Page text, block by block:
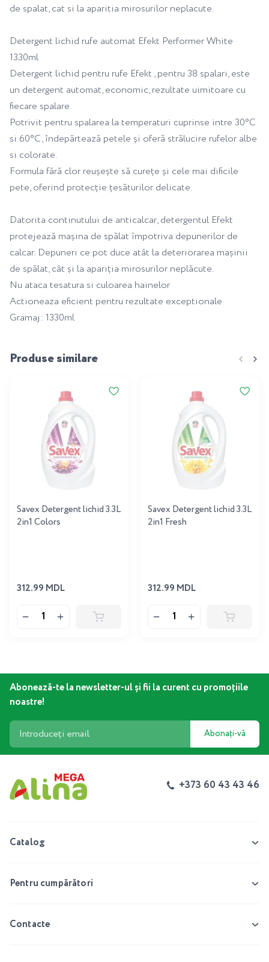
de spalat, cat si la aparitia mirosurilor neplacute.
Detergent lichid rufe automat Efekt Performer White
1330ml
Detergent lichid pentru rufe Efekt , pentru 38 spalari, este
un detergent automat, economic, rezultate uimitoare cu
fiecare spalare.
Potrivit pentru spalarea la temperaturi cuprinse intre 30°C
si 60°C, îndepărtează petele și oferă strălucire rufelor albe
si colorate.
Formula fără clor reușește să curețe și cele mai dificile
pete, oferind protecție țesăturilor delicate.
Datorita continutului de anticalcar, detergentul Efekt
protejează mașina de spălat împotriva depunerilor de
calcar. Depuneri ce pot duce atât la deteriorarea mașinii
de spălat, cât și la apariția mirosurilor neplăcute.
Nu ataca tesatura si culoarea hainelor
Actioneaza eficient pentru rezultate exceptionale
Gramaj: 1330ml
Produse similare
Savex Detergent lichid 3.3L
2in1 Colors
312.99 MDL
Savex Detergent lichid 3.3L
2in1 Fresh
312.99 MDL
Abonează-te la newsletter-ul și fii la curent cu promoțiile
noastre!
Abonați-vă
+373 60 43 43 46
Catalog
Pentru cumpărători
Contacte